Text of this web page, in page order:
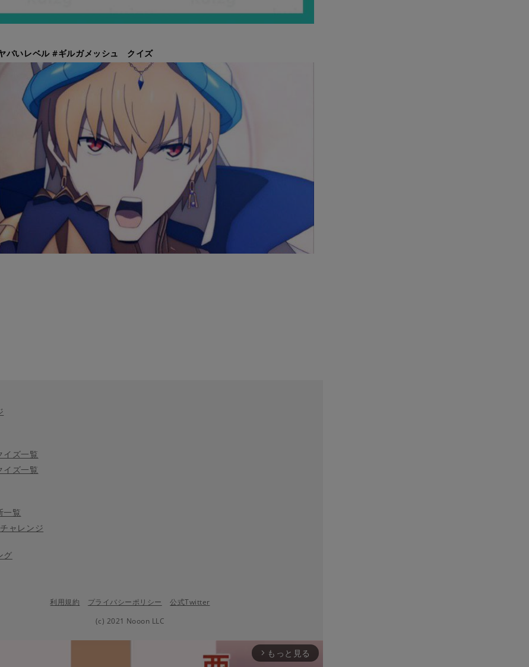
バいレベル #ギルガメッシュ クイズ
イズ一覧
イズ一覧
一覧
ャレンジ
グ
利用規約 プライバシーポリシー
公式Twitter
(c) 2021 Nooon LLC
arrow_forward_ios もっと見る